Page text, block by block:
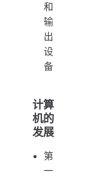
和
输
出
设
备
计算
机的
发展
第
一